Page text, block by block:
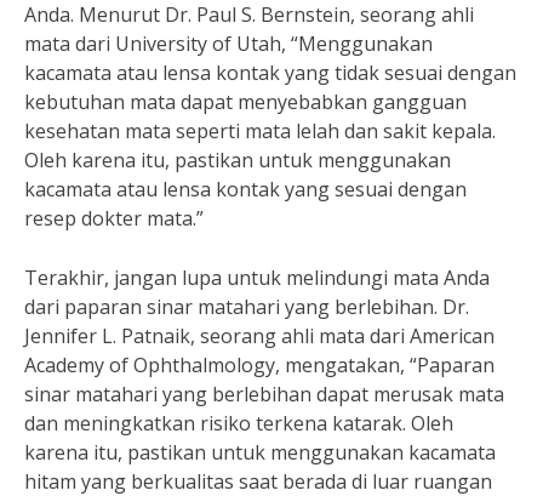
Anda. Menurut Dr. Paul S. Bernstein, seorang ahli
mata dari University of Utah, “Menggunakan
kacamata atau lensa kontak yang tidak sesuai dengan
kebutuhan mata dapat menyebabkan gangguan
kesehatan mata seperti mata lelah dan sakit kepala.
Oleh karena itu, pastikan untuk menggunakan
kacamata atau lensa kontak yang sesuai dengan
resep dokter mata.”
Terakhir, jangan lupa untuk melindungi mata Anda
dari paparan sinar matahari yang berlebihan. Dr.
Jennifer L. Patnaik, seorang ahli mata dari American
Academy of Ophthalmology, mengatakan, “Paparan
sinar matahari yang berlebihan dapat merusak mata
dan meningkatkan risiko terkena katarak. Oleh
karena itu, pastikan untuk menggunakan kacamata
hitam yang berkualitas saat berada di luar ruangan